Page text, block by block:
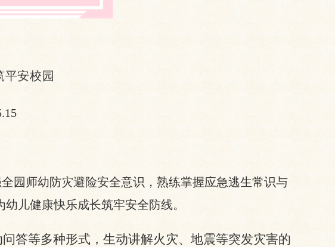
平安校园
园师幼防灾避险安全意识，熟练掌握应急逃生常识与
儿健康快乐成长筑牢安全防线。
答等多种形式，生动讲解火灾、地震等突发灾害的